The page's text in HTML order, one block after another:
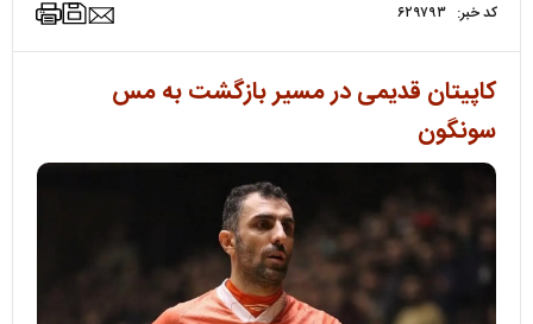
کد خبر: ۶۲۹۷۹۳
کاپیتان قدیمی در مسیر بازگشت به مس
سونگون